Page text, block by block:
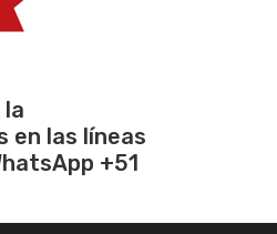
la
en las líneas
+51